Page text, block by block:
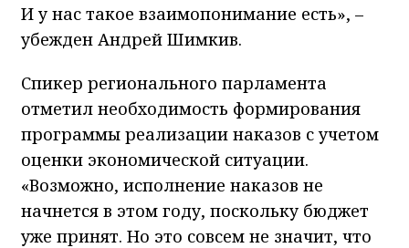
И у нас такое взаимопонимание есть», –
убежден Андрей Шимкив.
Спикер регионального парламента
отметил необходимость формирования
программы реализации наказов с учетом
оценки экономической ситуации.
«Возможно, исполнение наказов не
начнется в этом году, поскольку бюджет
уже принят. Но это совсем не значит, что